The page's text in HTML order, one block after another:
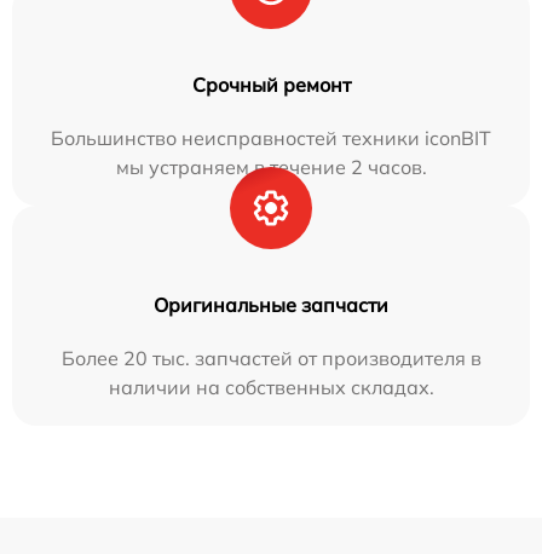
Срочный ремонт
Большинство неисправностей техники iconBIT
мы устраняем в течение 2 часов.
Оригинальные запчасти
Более 20 тыс. запчастей от производителя в
наличии на собственных складах.